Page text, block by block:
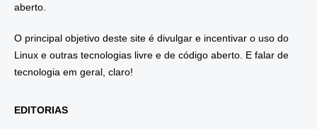
aberto.
O principal objetivo deste site é divulgar e incentivar o uso do
Linux e outras tecnologias livre e de código aberto. E falar de
tecnologia em geral, claro!
EDITORIAS